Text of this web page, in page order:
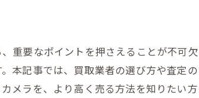
重要なポイントを押さえることが不可
本記事では、買取業者の選び方や査定
メラを、より高く売る方法を知りたい方